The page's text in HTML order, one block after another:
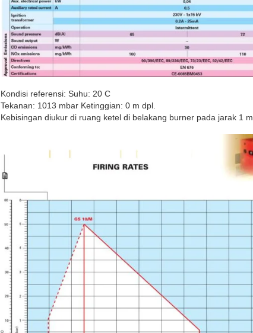
Kondisi referensi: Suhu: 20 C
Tekanan: 1013 mbar Ketinggian: 0 m dpl.
Kebisingan diukur di ruang ketel di belakang burner pada jarak 1